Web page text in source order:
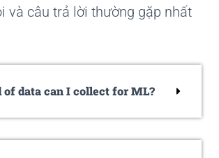
và câu trả lời thường gặp nhất
data can I collect for ML?